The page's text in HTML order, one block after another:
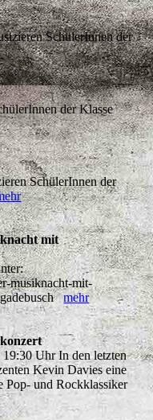
SchülerInnen der
der Klasse
SchülerInnen der
mit
musiknacht-mit-
gadebuschmehr
19:30 Uhr In den letzten
Kevin Davies eine
Pop- und Rockklassiker